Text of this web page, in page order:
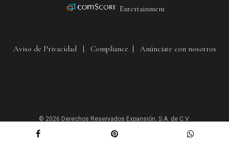
Entertainment
Aviso de Privacidad| Compliance | Anúnciate con nosotros
© 2026 Derechos Reservados Expansión, S.A. de C.V.